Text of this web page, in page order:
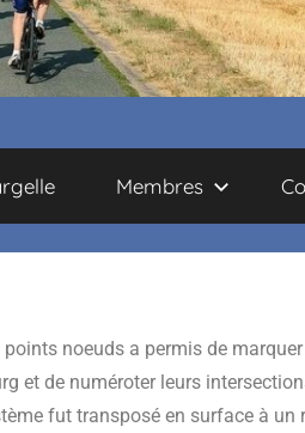
Membres
points noeuds a permis de
et de numéroter leurs
fut transposé en surface à un